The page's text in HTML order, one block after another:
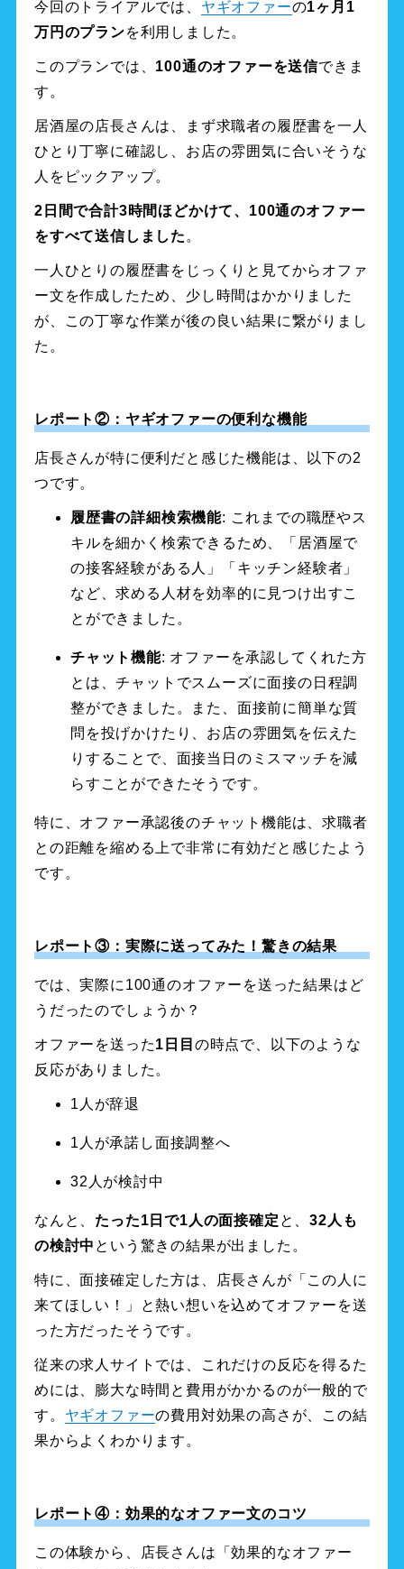
今回のトライアルでは、 ヤギオファーの1ヶ月1
万円のプランを利用しました。
このプランでは、 100通のオファーを送信できま
す。
居酒屋の店長さんは、まず求職者の履歴書を一人
ひとり丁寧に確認し、お店の雰囲気に合いそうな
人をピックアップ。
2日間で合計3時間ほどかけて、100通のオファー
をすべて送信しました 。
一人ひとりの履歴書をじっくりと見てからオファ
ー文を作成したため、少し時間はかかりました
が、この丁寧な作業が後の良い結果に繋がりまし
た。
レポート②：ヤギオファーの便利な機能
店長さんが特に便利だと感じた機能は、以下の2
つです。
履歴書の詳細検索機能: これまでの職歴やス
キルを細かく検索できるため、「居酒屋で
の接客経験がある人」「キッチン経験者」
など、求める人材を効率的に見つけ出すこ
とができました。
チャット機能: オファーを承認してくれた方
とは、チャットでスムーズに面接の日程調
整ができました。また、面接前に簡単な質
問を投げかけたり、お店の雰囲気を伝えた
りすることで、面接当日のミスマッチを減
らすことができたそうです。
特に、オファー承認後のチャット機能は、求職者
との距離を縮める上で非常に有効だと感じたよう
です。
レポート③：実際に送ってみた！驚きの結果
では、実際に100通のオファーを送った結果はど
うだったのでしょうか？
オファーを送った1日目 の時点で、以下のような
反応がありました。
1人が辞退
1人が承諾し面接調整へ
32人が検討中
なんと、 たった1日で1人の面接確定 と、32人も
の検討中 という驚きの結果が出ました。
特に、面接確定した方は、店長さんが「この人に
来てほしい！」と熱い想いを込めてオファーを送
った方だったそうです。
従来の求人サイトでは、これだけの反応を得るた
めには、膨大な時間と費用がかかるのが一般的で
す。 ヤギオファーの費用対効果の高さが、この結
果からよくわかります。
レポート④：効果的なオファー文のコツ
この体験から、店長さんは「効果的なオファー